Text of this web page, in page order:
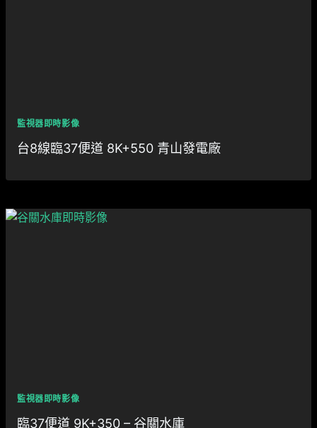
監視器即時影像
台8線臨37便道 8K+550 青山發電廠
監視器即時影像
臨37便道 9K+350 – 谷關水庫